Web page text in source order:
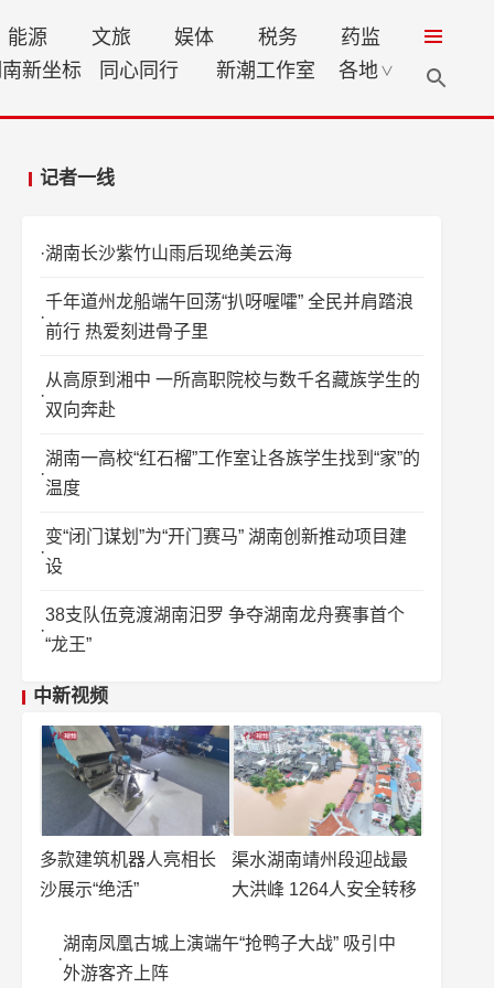
能源 文旅 娱体 税务
药监
新坐标
同心同行 新潮工作室 各地 ∨
记者一线
湖南长沙紫竹山雨后现绝美云海
千年道州龙船端午回荡“扒呀喔嚯” 全民并肩踏浪
前行 热爱刻进骨子里
从高原到湘中 一所高职院校与数千名藏族学生的
双向奔赴
湖南一高校“红石榴”工作室让各族学生找到“家”的
温度
变“闭门谋划”为“开门赛马” 湖南创新推动项目建
设
38支队伍竞渡湖南汨罗 争夺湖南龙舟赛事首个
“龙王”
中新视频
多款建筑机器人亮相长
沙展示“绝活”
渠水湖南靖州段迎战最
大洪峰 1264人安全转移
湖南凤凰古城上演端午“抢鸭子大战” 吸引中
外游客齐上阵